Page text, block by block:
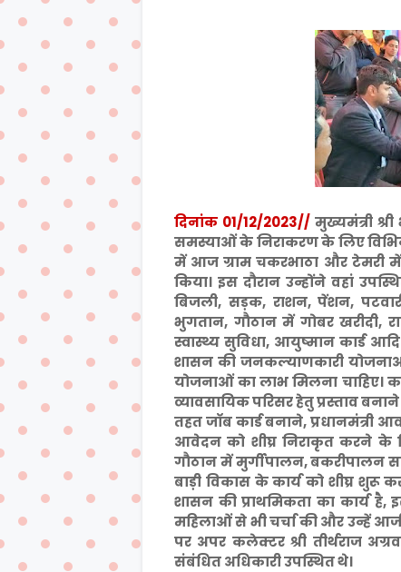
दिनांक 01/12/2023// मुख्यमंत्री
समस्याओं के निराकरण के लिए
में आज ग्राम चकरभाठा और टेमरी में
किया। इस दौरान उन्होंने वहां
बिजली, सड़क, राशन, पेंशन,
भुगतान, गौठान में गोबर खरीदी,
स्वास्थ्य सुविधा, आयुष्मान कार्ड आदि
शासन की जनकल्याणकारी योजनाओं
योजनाओं का लाभ मिलना चाहिए।
व्यावसायिक परिसर हेतु प्रस्ताव
तहत जाॅब कार्ड बनाने, प्रधानमंत्री
आवेदन को शीघ्र निराकृत करने के
गौठान में मुर्गीपालन, बकरीपालन
बाड़ी विकास के कार्य को शीघ्र शुरू
शासन की प्राथमिकता का कार्य है,
महिलाओं से भी चर्चा की और उन्हें
पर अपर कलेक्टर श्री तीर्थराज
संबंधित अधिकारी उपस्थित थे।